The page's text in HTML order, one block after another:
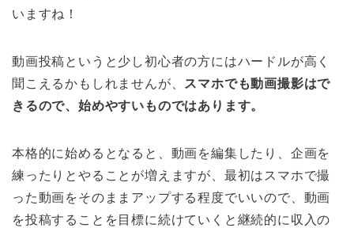
いますね！
動画投稿というと少し初心者の方にはハードルが高く
聞こえるかもしれませんが、 スマホでも動画撮影はで
きるので、始めやすいものではあります。
本格的に始めるとなると、動画を編集したり、企画を
練ったりとやることが増えますが、最初はスマホで撮
った動画をそのままアップする程度でいいので、動画
を投稿することを目標に続けていくと継続的に収入の